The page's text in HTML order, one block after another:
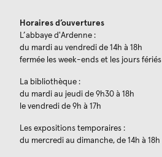
Horaires d’ouvertures
L’abbaye d'Ardenne :
du mardi au vendredi de 14h à 18h
fermée les week-ends et les jours fériés
La bibliothèque :
du mardi au jeudi de 9h30 à 18h
le vendredi de 9h à 17h
Les expositions temporaires :
du mercredi au dimanche, de 14h à 18h